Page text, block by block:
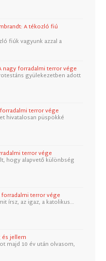
A tékozló fiú
fiúk vagyunk azzal a
nagy forradalmi terror vége
gyülekezetben adott
terror vége
hivatalosan püspökké
terror vége
hogy alapvető különbség
forradalmi terror vége
írsz, az igaz, a katolikus…
és jellem
majd 10 év után olvasom,